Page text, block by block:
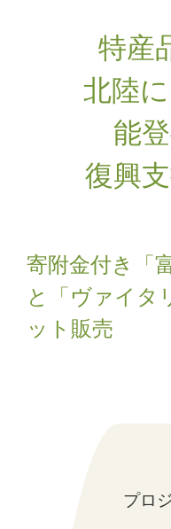
特産
北陸
能
復興
寄附金付き「
と「ヴァイタ
ット販売
プロ